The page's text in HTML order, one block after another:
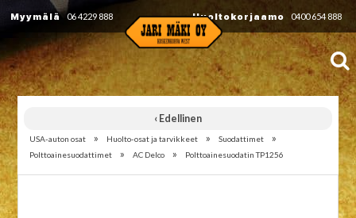
Myymälä 06 4229 888 Huoltokorjaamo 0400 654 888
‹ Edellinen
USA-auton osat » Huolto-osat ja tarvikkeet » Suodattimet »
Polttoainesuodattimet » AC Delco » Polttoainesuodatin TP1256